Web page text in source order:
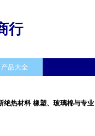
行
产品大全
绝热材料 橡塑、玻璃棉与专业